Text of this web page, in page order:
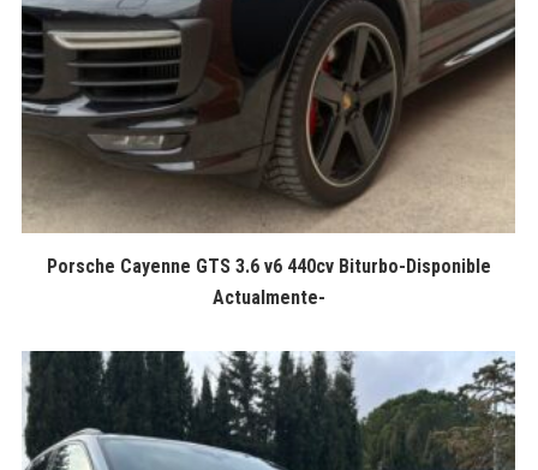
Porsche Cayenne GTS 3.6 v6 440cv Biturbo-Disponible
Actualmente-